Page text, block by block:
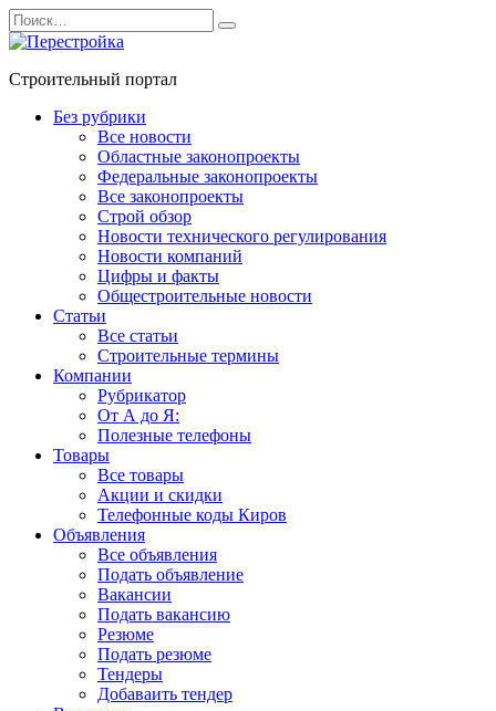
Перейти
к
содержанию
Search
for:
Строительный портал
Без рубрики
Все новости
Областные законопроекты
Федеральные законопроекты
Все законопроекты
Строй обзор
Новости технического регулирования
Новости компаний
Цифры и факты
Общестроительные новости
Статьи
Все статьи
Строительные термины
Компании
Рубрикатор
От А до Я:
Полезные телефоны
Товары
Все товары
Акции и скидки
Телефонные коды Киров
Объявления
Все объявления
Подать объявление
Вакансии
Подать вакансию
Резюме
Подать резюме
Тендеры
Добаваить тендер